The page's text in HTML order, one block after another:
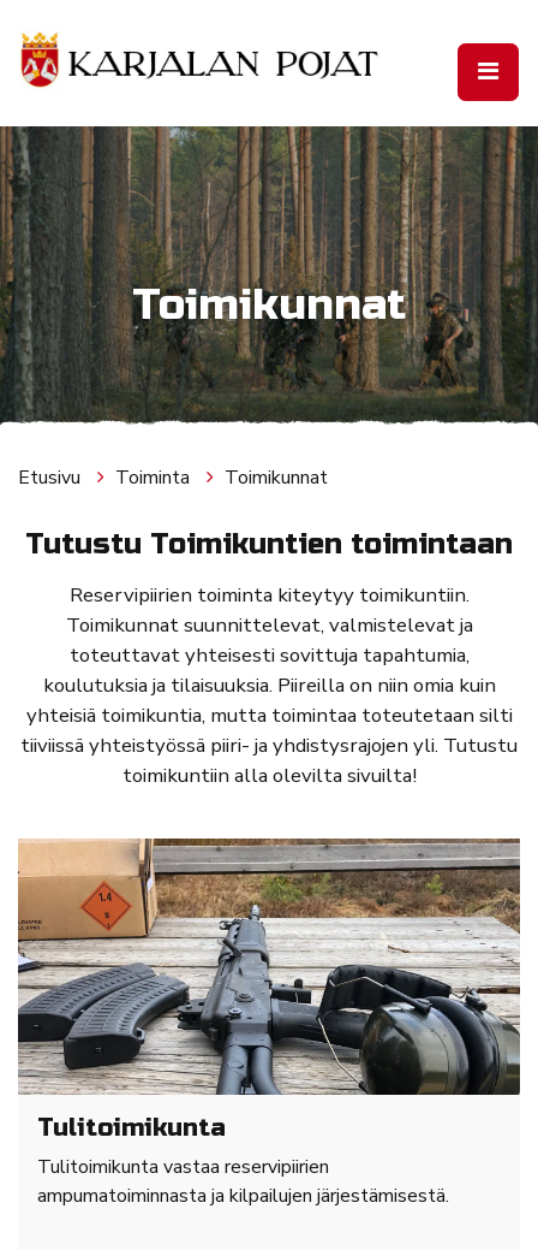
Toimikunnat
Etusivu Toiminta Toimikunnat
Tutustu Toimikuntien toimintaan
Reservipiirien toiminta kiteytyy toimikuntiin.
Toimikunnat suunnittelevat, valmistelevat ja
toteuttavat yhteisesti sovittuja tapahtumia,
koulutuksia ja tilaisuuksia. Piireilla on niin omia kuin
yhteisiä toimikuntia, mutta toimintaa toteutetaan silti
tiiviissä yhteistyössä piiri- ja yhdistysrajojen yli. Tutustu
toimikuntiin alla olevilta sivuilta!
Tulitoimikunta
Tulitoimikunta vastaa reservipiirien
ampumatoiminnasta ja kilpailujen järjestämisestä.